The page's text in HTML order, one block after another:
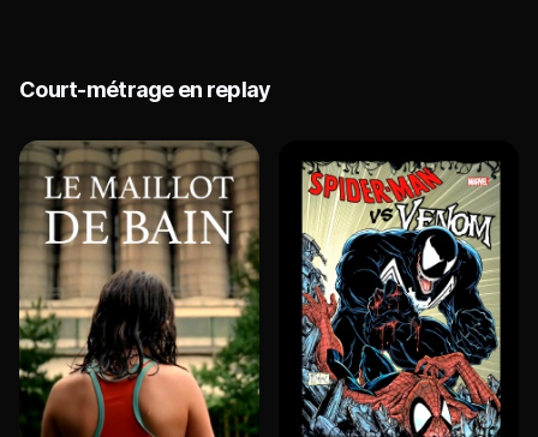
Court-métrage en replay